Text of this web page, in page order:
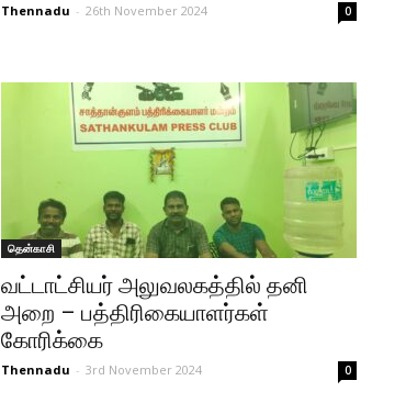
Thennadu - 26th November 2024 0
தென்காசி
வட்டாட்சியர் அலுவலகத்தில் தனி
அறை – பத்திரிகையாளர்கள்
கோரிக்கை
Thennadu - 3rd November 2024 0